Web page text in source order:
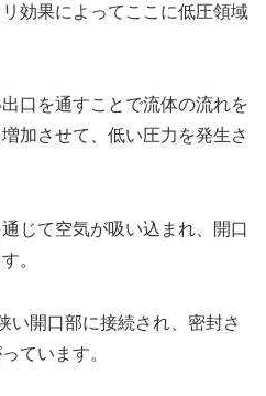
効果によってここに低圧領域
口を通すことで流体の流れを
加させて、低い圧力を発生さ
じて空気が吸い込まれ、開口
。
い開口部に接続され、密封さ
ています。